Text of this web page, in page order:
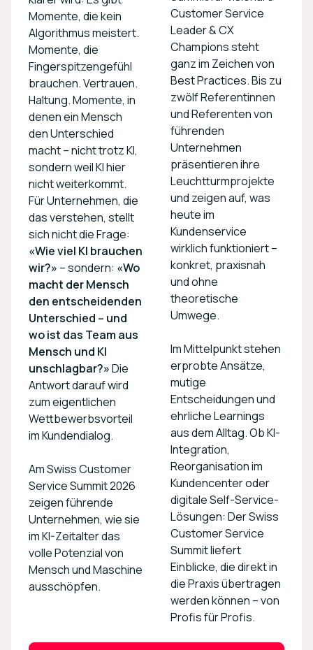
Momente, die kein
Algorithmus meistert.
Momente, die
Fingerspitzengefühl
brauchen. Vertrauen.
Haltung. Momente, in
denen ein Mensch
den Unterschied
macht – nicht trotz KI,
sondern weil KI hier
nicht weiterkommt.
Für Unternehmen, die
das verstehen, stellt
sich nicht die Frage:
«Wie viel KI brauchen
wir?» – sondern: «Wo
macht der Mensch
den entscheidenden
Unterschied – und
wo ist das Team aus
Mensch und KI
unschlagbar?»Die
Antwort darauf wird
zum eigentlichen
Wettbewerbsvorteil
im Kundendialog.
Am Swiss Customer
Service Summit 2026
zeigen führende
Unternehmen, wie sie
im KI-Zeitalter das
volle Potenzial von
Mensch und Maschine
ausschöpfen.
Customer Service
Leader & CX
Champions steht
ganz im Zeichen von
Best Practices. Bis zu
zwölf Referentinnen
und Referenten von
führenden
Unternehmen
präsentieren ihre
Leuchtturmprojekte
und zeigen auf, was
heute im
Kundenservice
wirklich funktioniert –
konkret, praxisnah
und ohne
theoretische
Umwege.
Im Mittelpunkt stehen
erprobte Ansätze,
mutige
Entscheidungen und
ehrliche Learnings
aus dem Alltag. Ob KI-
Integration,
Reorganisation im
Kundencenter oder
digitale Self-Service-
Lösungen: Der Swiss
Customer Service
Summit liefert
Einblicke, die direkt in
die Praxis übertragen
werden können – von
Profis für Profis.